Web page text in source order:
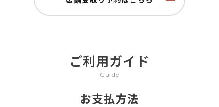
ご利用ガイド
Guide
お支払方法